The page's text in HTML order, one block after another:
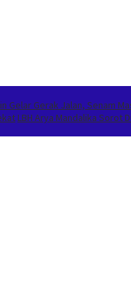
Gelar Gerak Jalan, Senam
LBH Arya Mandalika Sorot